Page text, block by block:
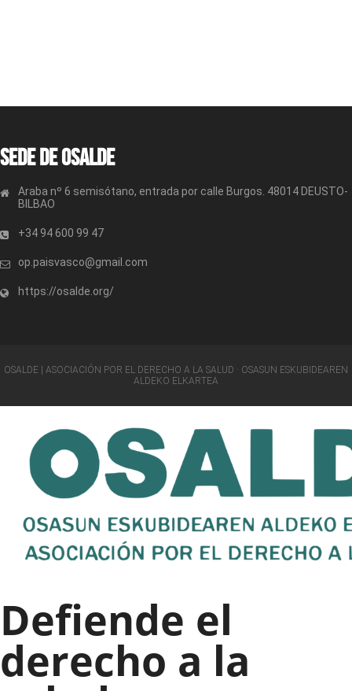
Sede de OSALDE
Araba nº 6 semisótano, entrada por calle Burgos. 48014 DEUSTO-
BILBAO
+34 94 600 99 47
op.paisvasco@gmail.com
https://osalde.org/
OSALDE | ASOCIACIÓN POR EL DERECHO A LA SALUD · OSASUN ESKUBIDEAREN
ALDEKO ELKARTEA
Defiende el
derecho a la